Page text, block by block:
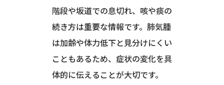
階段や坂道での息切れ、咳や痰の
続き方は重要な情報です。肺気腫
は加齢や体力低下と見分けにくい
こともあるため、症状の変化を具
体的に伝えることが大切です。